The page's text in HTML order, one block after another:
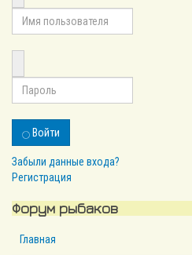
Войти
Забыли данные входа?
Регистрация
Форум рыбаков
Главная